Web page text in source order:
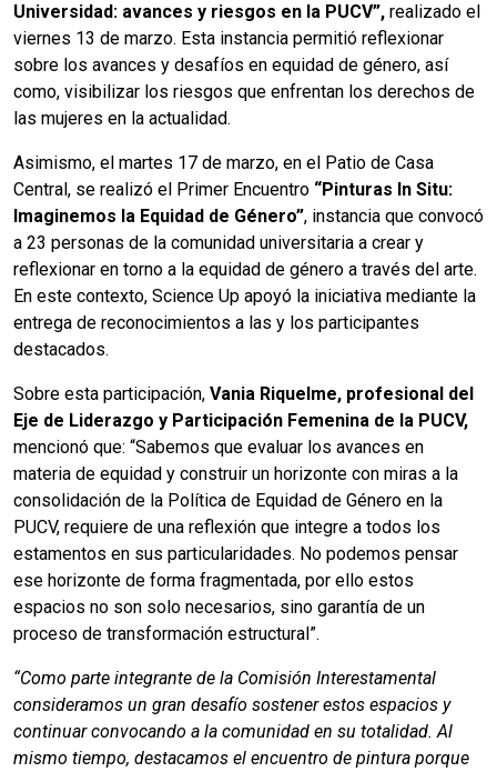
Universidad: avances y riesgos en la PUCV”, realizado el
viernes 13 de marzo. Esta instancia permitió reflexionar
sobre los avances y desafíos en equidad de género, así
como, visibilizar los riesgos que enfrentan los derechos de
las mujeres en la actualidad.
Asimismo, el martes 17 de marzo, en el Patio de Casa
Central, se realizó el Primer Encuentro “Pinturas In Situ:
Imaginemos la Equidad de Género”, instancia que convocó
a 23 personas de la comunidad universitaria a crear y
reflexionar en torno a la equidad de género a través del arte.
En este contexto, Science Up apoyó la iniciativa mediante la
entrega de reconocimientos a las y los participantes
destacados.
Sobre esta participación, Vania Riquelme, profesional del
Eje de Liderazgo y Participación Femenina de la PUCV,
mencionó que: “Sabemos que evaluar los avances en
materia de equidad y construir un horizonte con miras a la
consolidación de la Política de Equidad de Género en la
PUCV, requiere de una reflexión que integre a todos los
estamentos en sus particularidades. No podemos pensar
ese horizonte de forma fragmentada, por ello estos
espacios no son solo necesarios, sino garantía de un
proceso de transformación estructural”.
“Como parte integrante de la Comisión Interestamental
consideramos un gran desafío sostener estos espacios y
continuar convocando a la comunidad en su totalidad. Al
mismo tiempo, destacamos el encuentro de pintura porque